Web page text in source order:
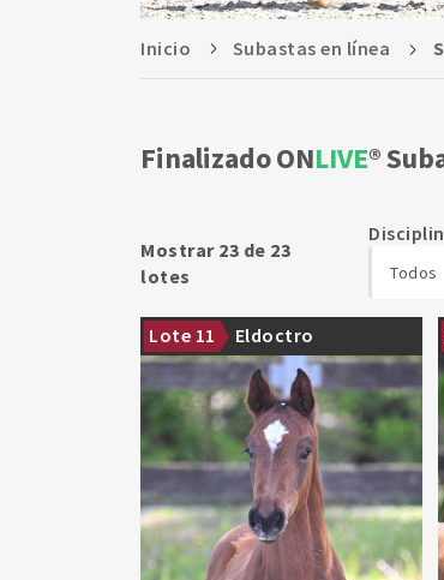
Inicio Subastas en línea
Finalizado ONLIVE
Mostrar 23 de 23
lotes
Todos
Lote 11 Eldoctro
Another top foal by Eldorado van
de Zeshoek